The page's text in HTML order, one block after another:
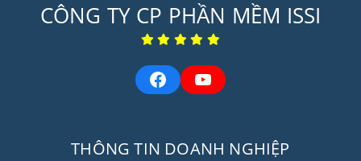
CÔNG TY CP PHẦN MỀM ISSI
THÔNG TIN DOANH NGHIỆP